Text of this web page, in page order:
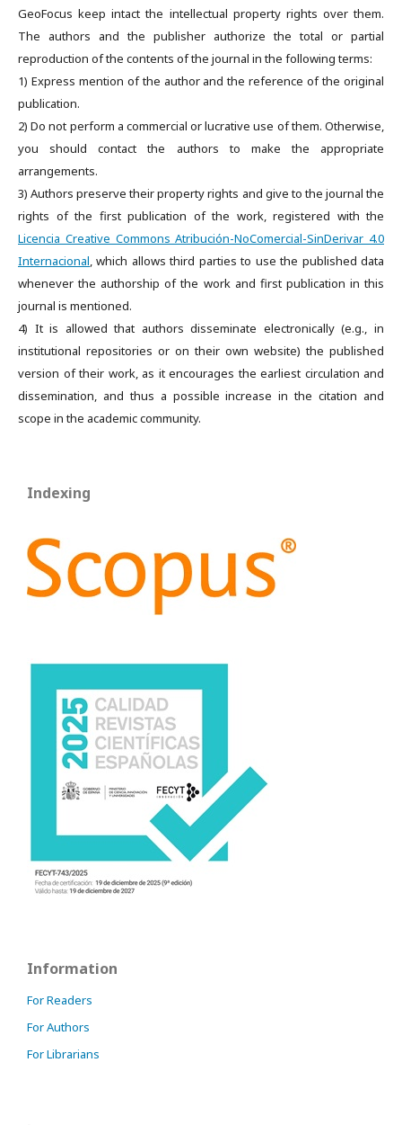
GeoFocus keep intact the intellectual property rights over them.
The authors and the publisher authorize the total or partial
reproduction of the contents of the journal in the following terms:
1) Express mention of the author and the reference of the original
publication.
2) Do not perform a commercial or lucrative use of them. Otherwise,
you should contact the authors to make the appropriate
arrangements.
3) Authors preserve their property rights and give to the journal the
rights of the first publication of the work, registered with the
Licencia Creative Commons Atribución-NoComercial-SinDerivar 4.0
Internacional, which allows third parties to use the published data
whenever the authorship of the work and first publication in this
journal is mentioned.
4) It is allowed that authors disseminate electronically (e.g., in
institutional repositories or on their own website) the published
version of their work, as it encourages the earliest circulation and
dissemination, and thus a possible increase in the citation and
scope in the academic community.
Indexing
Information
For Readers
For Authors
For Librarians